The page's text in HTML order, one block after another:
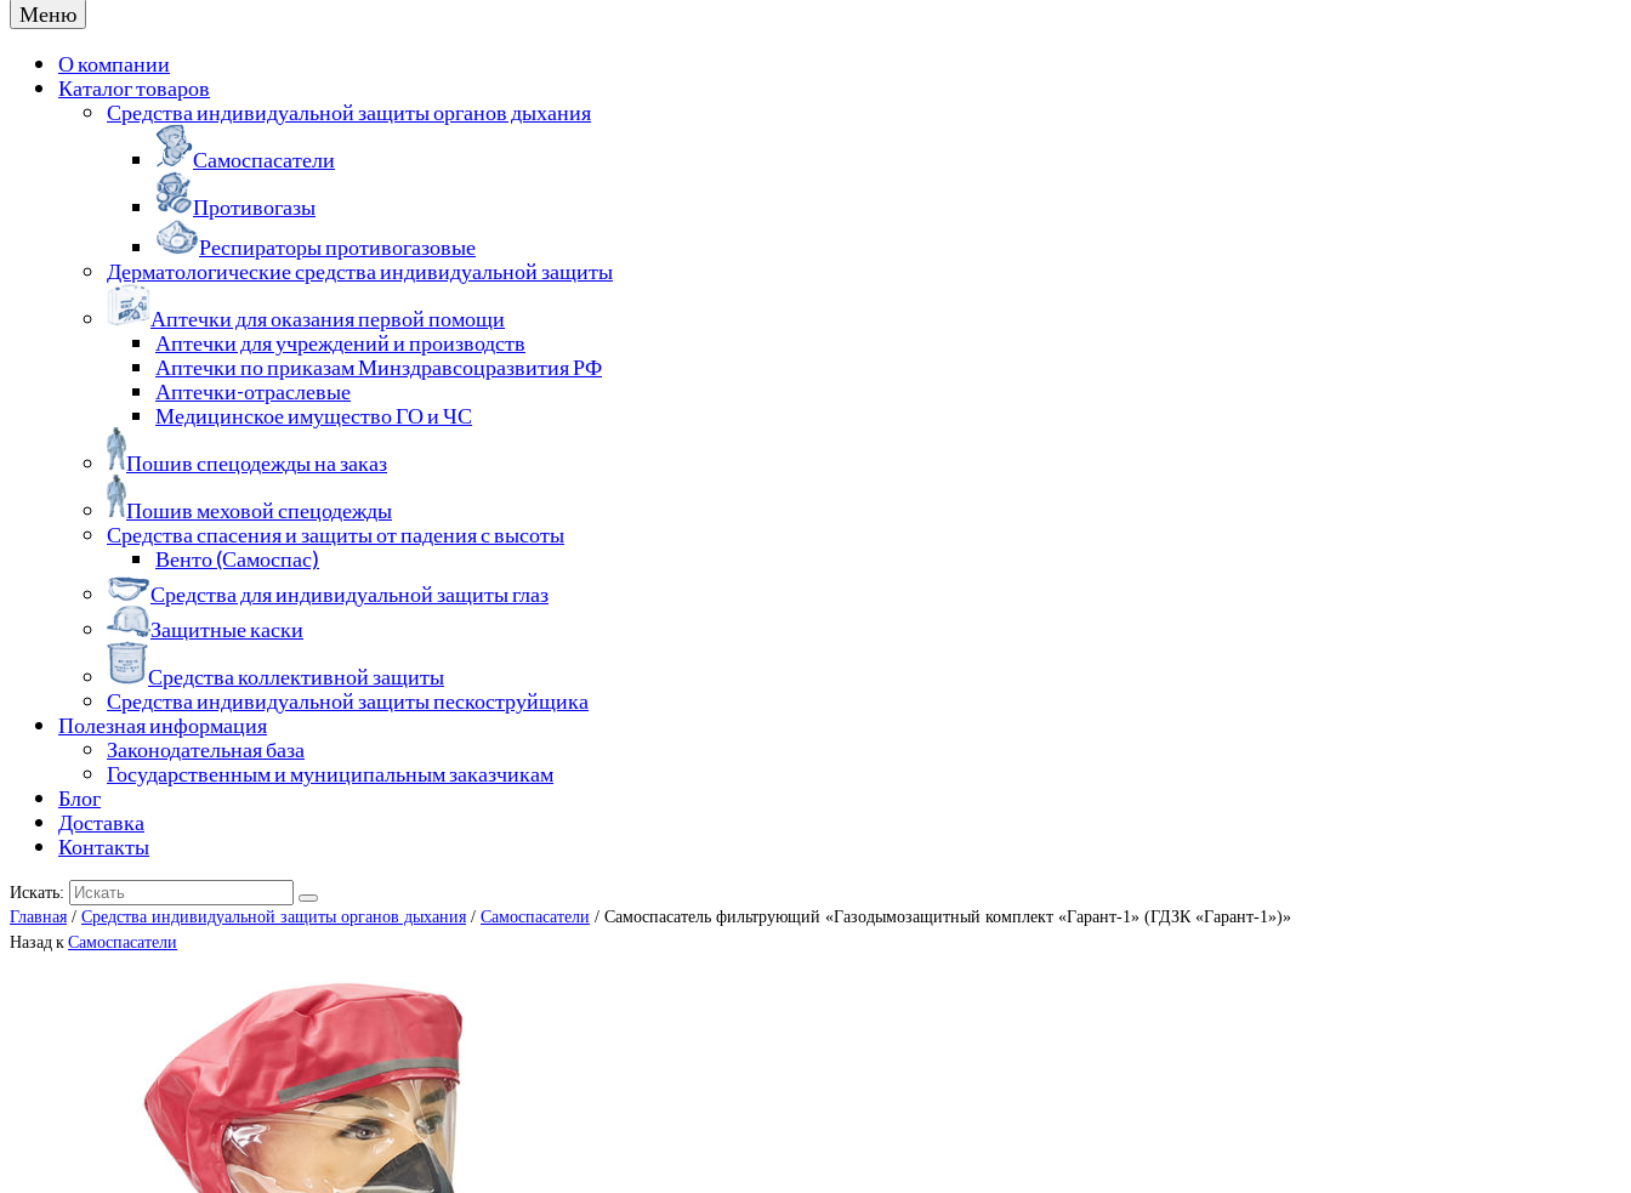
Меню
О компании
Каталог товаров
Средства индивидуальной защиты органов дыхания
Самоспасатели
Противогазы
Респираторы противогазовые
Дерматологические средства индивидуальной защиты
Аптечки для оказания первой помощи
Аптечки для учреждений и производств
Аптечки по приказам Минздравсоцразвития РФ
Аптечки-отраслевые
Медицинское имущество ГО и ЧС
Пошив спецодежды на заказ
Пошив меховой спецодежды
Средства спасения и защиты от падения с высоты
Венто (Самоспас)
Средства для индивидуальной защиты глаз
Защитные каски
Средства коллективной защиты
Средства индивидуальной защиты пескоструйщика
Полезная информация
Законодательная база
Государственным и муниципальным заказчикам
Блог
Доставка
Контакты
Искать:
Главная / Средства индивидуальной защиты органов дыхания / Самоспасатели / Самоспасатель фильтрующий «Газодымозащитный комплект «Гарант-1» (ГДЗК «Гарант-1»)»
Назад кСамоспасатели